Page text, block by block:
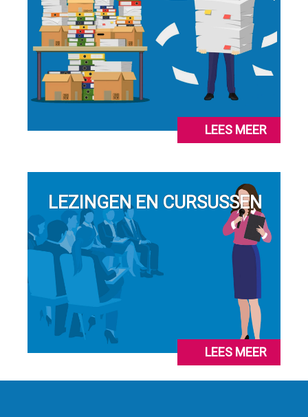
LEES MEER
LEZINGEN EN CURSUSSEN
LEES MEER